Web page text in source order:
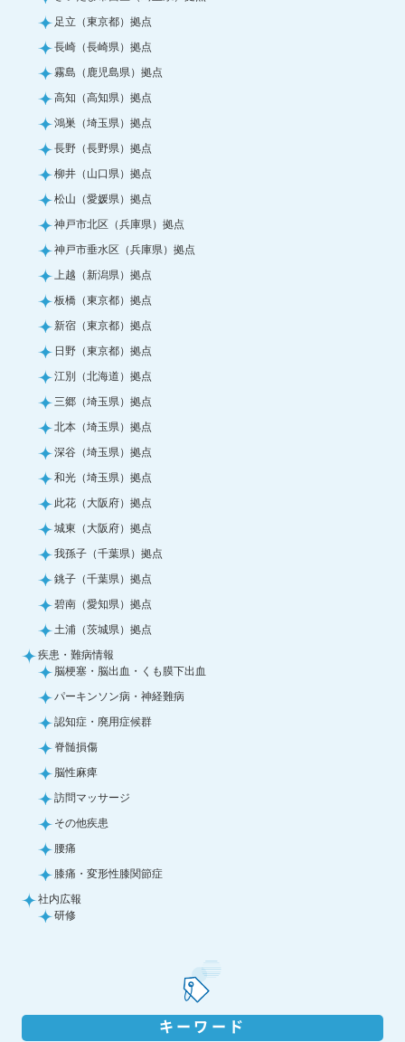
足立（東京都）拠点
長崎（長崎県）拠点
霧島（鹿児島県）拠点
高知（高知県）拠点
鴻巣（埼玉県）拠点
長野（長野県）拠点
柳井（山口県）拠点
松山（愛媛県）拠点
神戸市北区（兵庫県）拠点
神戸市垂水区（兵庫県）拠点
上越（新潟県）拠点
板橋（東京都）拠点
新宿（東京都）拠点
日野（東京都）拠点
江別（北海道）拠点
三郷（埼玉県）拠点
北本（埼玉県）拠点
深谷（埼玉県）拠点
和光（埼玉県）拠点
此花（大阪府）拠点
城東（大阪府）拠点
我孫子（千葉県）拠点
銚子（千葉県）拠点
碧南（愛知県）拠点
土浦（茨城県）拠点
疾患・難病情報
脳梗塞・脳出血・くも膜下出血
パーキンソン病・神経難病
認知症・廃用症候群
脊髄損傷
脳性麻痺
訪問マッサージ
その他疾患
腰痛
膝痛・変形性膝関節症
社内広報
研修
キーワード